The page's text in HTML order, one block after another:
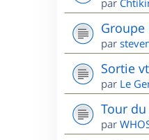
par
Groupe
par
Sortie
par Le
Tour
par